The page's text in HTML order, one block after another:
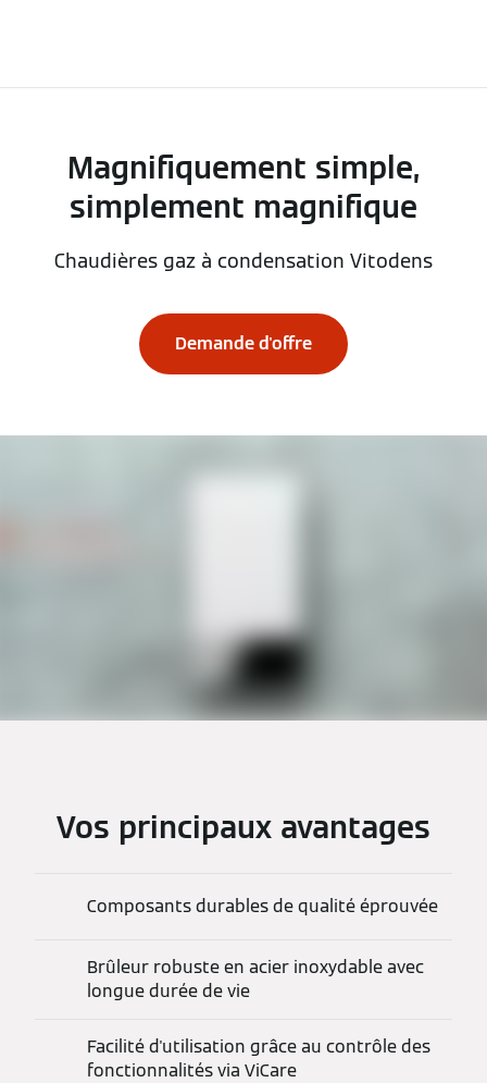
Magnifiquement simple,
simplement magnifique
Chaudières gaz à condensation Vitodens
Demande d'offre
Vos principaux avantages
Composants durables de qualité éprouvée
Brûleur robuste en acier inoxydable avec
longue durée de vie
Facilité d'utilisation grâce au contrôle des
fonctionnalités via ViCare